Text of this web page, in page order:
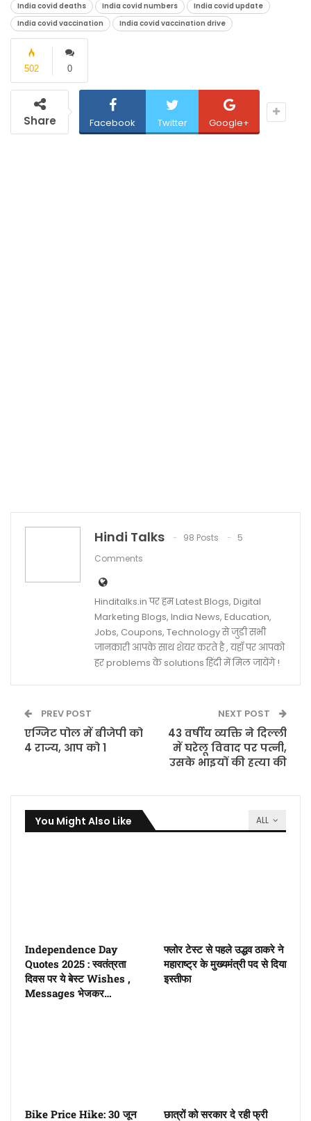
India covid deaths
India covid numbers
India covid update
India covid vaccination
India covid vaccination drive
0
502
Share Facebook Twitter Google+
Hindi Talks 98 Posts
5
Comments
Hinditalks.in पर हम Latest Blogs, Digital
Marketing Blogs, India News, Education,
Jobs, Coupons, Technology से जुडी सभी
जानकारी आपके साथ शेयर करते है , यहाँ पर आपको
हर problems के solutions हिंदी में मिल जायेंगे !
PREV POST
एग्जिट पोल में बीजेपी को
4 राज्य, आप को 1
NEXT POST
43 वर्षीय व्यक्ति ने दिल्ली
में घरेलू विवाद पर पत्नी,
उसके भाइयों की हत्या की
ALL
You Might Also Like
Independence Day
Quotes 2025 : स्वतंत्रता
दिवस पर ये बेस्ट Wishes ,
Messages भेजकर…
फ्लोर टेस्ट से पहले उद्धव ठाकरे ने
महाराष्ट्र के मुख्यमंत्री पद से दिया
इस्तीफा
Bike Price Hike: 30 जून छात्रों को सरकार दे रही फ्री